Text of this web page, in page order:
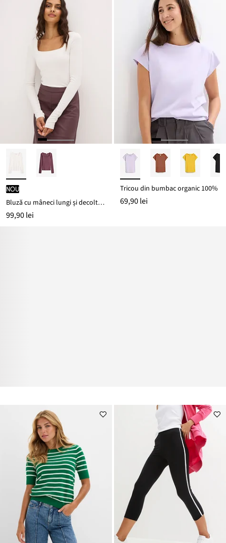
nou
Bluză cu mâneci lungi și decolteu cu model pătrat
99,90 lei
Tricou din bumbac organic 100%
69,90 lei